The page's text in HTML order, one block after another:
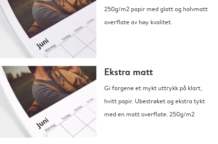
250g/m2 papir med glatt og halvmatt
overflate av høy kvalitet.
Ekstra matt
Gi fargene et mykt uttrykk på klart,
hvitt papir. Ubestrøket og ekstra tykt
med en matt overflate. 250g/m2